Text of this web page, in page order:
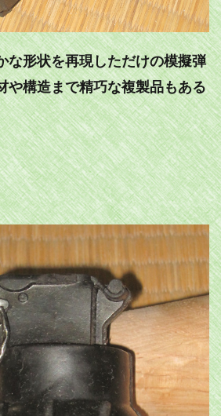
な形状を再現しただけの模擬弾
や構造まで精巧な複製品もある